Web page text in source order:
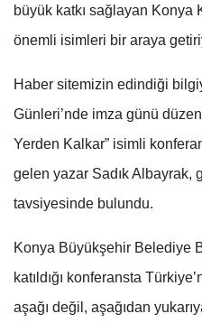
büyük katkı sağlayan Konya
önemli isimleri bir araya
Haber sitemizin edindiği
Günleri’nde imza günü
Yerden Kalkar” isimli
gelen yazar Sadık Albayrak,
tavsiyesinde bulundu.
Konya Büyükşehir Belediye
katıldığı konferansta
aşağı değil, aşağıdan